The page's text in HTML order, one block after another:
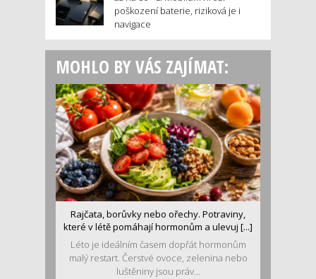
poškození baterie, riziková je i
navigace
MOHLO BY VÁS ZAJÍMAT:
Rajčata, borůvky nebo ořechy. Potraviny,
které v létě pomáhají hormonům a ulevuj [...]
Léto je ideálním časem dopřát hormonům
malý restart. Čerstvé ovoce, zelenina nebo
luštěniny jsou práv...